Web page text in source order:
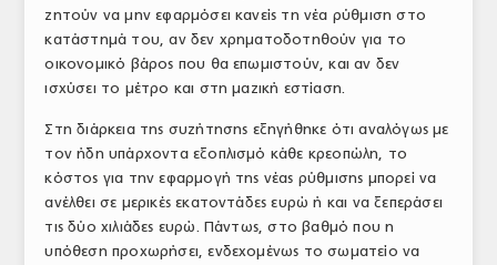
ζητούν να μην εφαρμόσει κανείς τη νέα ρύθμιση στο
κατάστημά του, αν δεν χρηματοδοτηθούν για το
οικονομικό βάρος που θα επωμιστούν, και αν δεν
ισχύσει το μέτρο και στη μαζική εστίαση.
Στη διάρκεια της συζήτησης εξηγήθηκε ότι αναλόγως με
τον ήδη υπάρχοντα εξοπλισμό κάθε κρεοπώλη, το
κόστος για την εφαρμογή της νέας ρύθμισης μπορεί να
ανέλθει σε μερικές εκατοντάδες ευρώ ή και να ξεπεράσει
τις δύο χιλιάδες ευρώ. Πάντως, στο βαθμό που η
υπόθεση προχωρήσει, ενδεχομένως το σωματείο να